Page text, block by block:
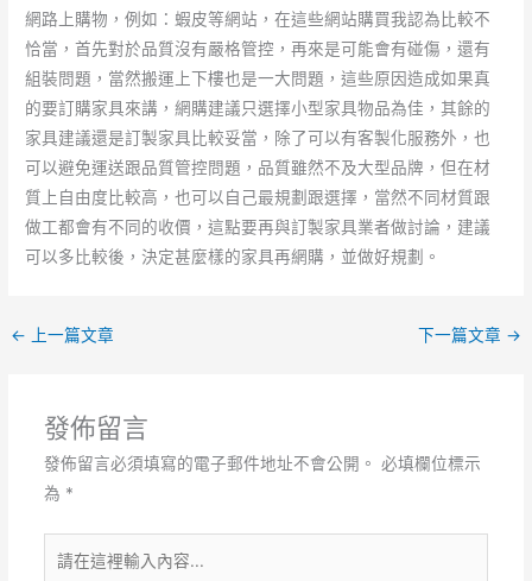
網路上購物，例如：蝦皮等網站，在這些網站購買我認為比較不
恰當，首先對於品質沒有嚴格管控，再來是可能會有碰傷，還有
組裝問題，當然搬運上下樓也是一大問題，這些原因造成如果真
的要訂購家具來講，網購建議只選擇小型家具物品為佳，其餘的
家具建議還是訂製家具比較妥當，除了可以有客製化服務外，也
可以避免運送跟品質管控問題，品質雖然不及大型品牌，但在材
質上自由度比較高，也可以自己最規劃跟選擇，當然不同材質跟
做工都會有不同的收價，這點要再與訂製家具業者做討論，建議
可以多比較後，決定甚麼樣的家具再網購，並做好規劃。
← 上一篇文章 下一篇文章 →
發佈留言
發佈留言必須填寫的電子郵件地址不會公開。 必填欄位標示
為 *